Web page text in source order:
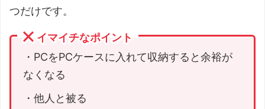
つだけです。
イマイチなポイント
・PCをPCケースに入れて収納すると余裕が
なくなる
・他人と被る